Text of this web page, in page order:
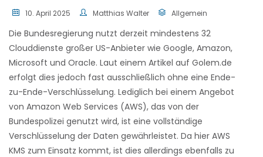
10. April 2025 Matthias Walter Allgemein
Die Bundesregierung nutzt derzeit mindestens 32
Clouddienste großer US-Anbieter wie Google, Amazon,
Microsoft und Oracle. Laut einem Artikel auf Golem.de
erfolgt dies jedoch fast ausschließlich ohne eine Ende-
zu-Ende-Verschlüsselung. Lediglich bei einem Angebot
von Amazon Web Services (AWS), das von der
Bundespolizei genutzt wird, ist eine vollständige
Verschlüsselung der Daten gewährleistet. Da hier AWS
KMS zum Einsatz kommt, ist dies allerdings ebenfalls zu